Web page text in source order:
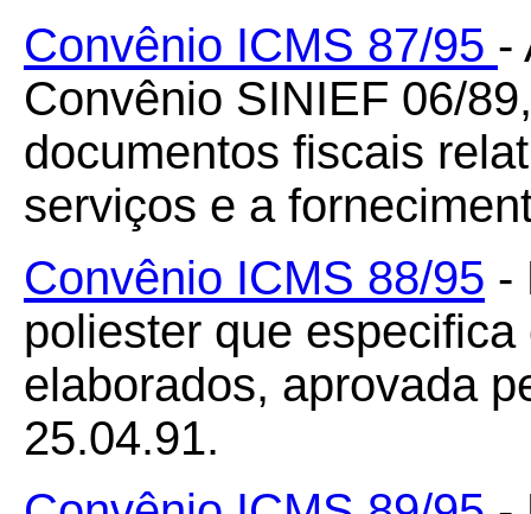
Convênio ICMS 87/95 -
Convênio SINIEF 06/
documentos fiscais
serviços e a
Convênio ICMS 88/95 -
poliester que
elaborados, aprovada
25.04.91.